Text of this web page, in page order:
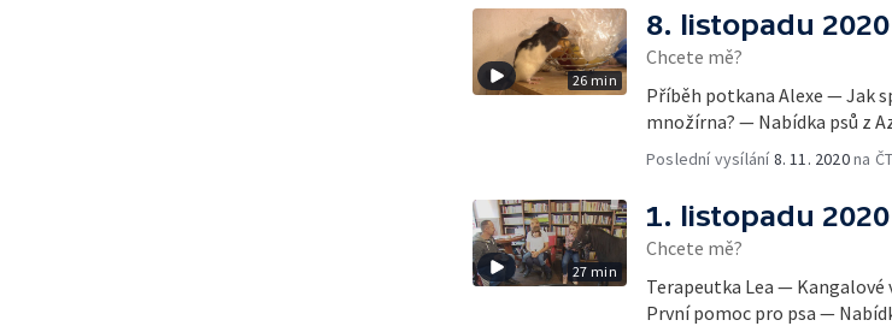
26 min
8. listopadu 2020
Chcete mě?
Příběh potkana Alexe — Jak
množírna? — Nabídka psů z
Poslední vysílání8. 11. 2020na
27 min
1. listopadu 2020
Chcete mě?
Terapeutka Lea —
První pomoc pro psa —